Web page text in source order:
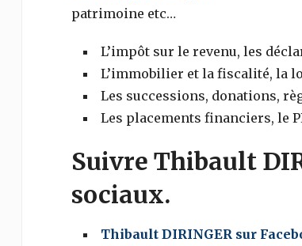
patrimoine etc…
L’impôt sur le revenu, les
L’immobilier et la fiscalité, la
Les successions, donations,
Les placements financiers, le
Suivre Thibault
sociaux.
Thibault DIRINGER sur